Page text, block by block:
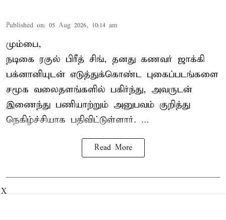
Published on: 05 Aug 2026, 10:14 am
மும்பை,
நடிகை ரகுல் பிரீத் சிங், தனது கணவர் ஜாக்கி
பக்னானியுடன் எடுத்துக்கொண்ட புகைப்படங்களை
சமூக வலைதளங்களில் பகிர்ந்து, அவருடன்
இணைந்து பணியாற்றும் அனுபவம் குறித்து
நெகிழ்ச்சியாக பதிவிட்டுள்ளார். ...
Read More
X